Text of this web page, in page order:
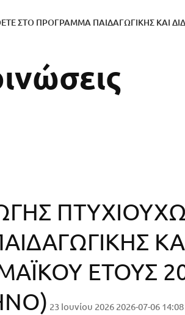
ΣΤΟ ΠΡΟΓΡΑΜΜA ΠΑΙΔΑΓΩΓΙΚΗΣ ΚΑΙ
ΕΤΟΥΣ
23 Ιουνίου 2026 2026-07-06 14:08